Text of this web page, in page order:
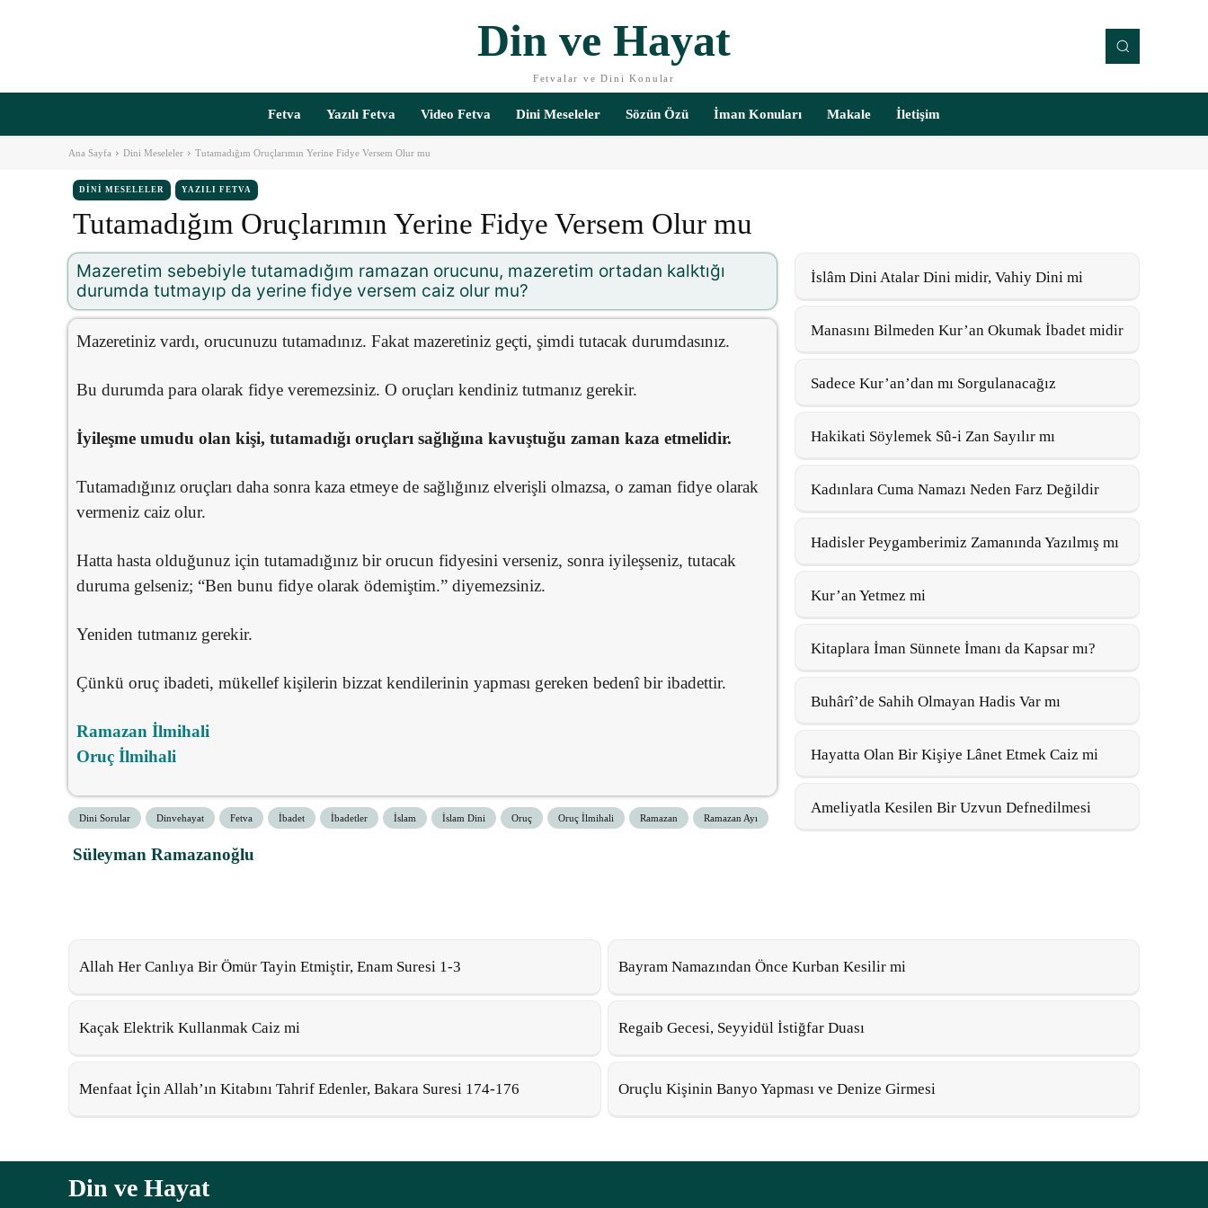
Din ve Hayat
Fetvalar ve Dini Konular
Fetva Yazılı Fetva Video Fetva Dini Meseleler Sözün Özü İman Konuları Makale İletişim
Ana Sayfa Dini Meseleler Tutamadığım Oruçlarımın Yerine Fidye Versem Olur mu
DINI MESELELER YAZILI FETVA
Tutamadığım Oruçlarımın Yerine Fidye Versem Olur mu
Mazeretim sebebiyle tutamadığım ramazan orucunu, mazeretim ortadan kalktığı
durumda tutmayıp da yerine fidye versem caiz olur mu?
Mazeretiniz vardı, orucunuzu tutamadınız. Fakat mazeretiniz geçti, şimdi tutacak durumdasınız.
Bu durumda para olarak fidye veremezsiniz. O oruçları kendiniz tutmanız gerekir.
İyileşme umudu olan kişi, tutamadığı oruçları sağlığına kavuştuğu zaman kaza etmelidir.
Tutamadığınız oruçları daha sonra kaza etmeye de sağlığınız elverişli olmazsa, o zaman fidye olarak
vermeniz caiz olur.
Hatta hasta olduğunuz için tutamadığınız bir orucun fidyesini verseniz, sonra iyileşseniz, tutacak
duruma gelseniz; “Ben bunu fidye olarak ödemiştim.” diyemezsiniz.
Yeniden tutmanız gerekir.
Çünkü oruç ibadeti, mükellef kişilerin bizzat kendilerinin yapması gereken bedenî bir ibadettir.
Ramazan İlmihali
Oruç İlmihali
Dini Sorular Dinvehayat Fetva İbadet İbadetler İslam İslam Dini Oruç Oruç İlmihali Ramazan Ramazan Ayı
Süleyman Ramazanoğlu
İslâm Dini Atalar Dini midir, Vahiy Dini mi
Manasını Bilmeden Kur’an Okumak İbadet midir
Sadece Kur’an’dan mı Sorgulanacağız
Hakikati Söylemek Sû-i Zan Sayılır mı
Kadınlara Cuma Namazı Neden Farz Değildir
Hadisler Peygamberimiz Zamanında Yazılmış mı
Kur’an Yetmez mi
Kitaplara İman Sünnete İmanı da Kapsar mı?
Buhârî’de Sahih Olmayan Hadis Var mı
Hayatta Olan Bir Kişiye Lânet Etmek Caiz mi
Ameliyatla Kesilen Bir Uzvun Defnedilmesi
Allah Her Canlıya Bir Ömür Tayin Etmiştir, Enam Suresi 1-3 Bayram Namazından Önce Kurban Kesilir mi
Kaçak Elektrik Kullanmak Caiz mi Regaib Gecesi, Seyyidül İstiğfar Duası
Menfaat İçin Allah’ın Kitabını Tahrif Edenler, Bakara Suresi 174-176 Oruçlu Kişinin Banyo Yapması ve Denize Girmesi
Din ve Hayat